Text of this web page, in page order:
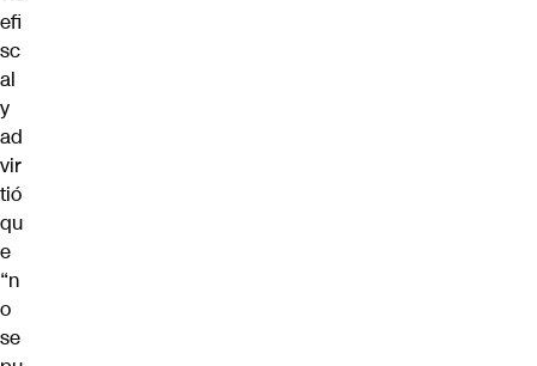
efi
sc
al
y
ad
vir
tió
qu
e
“n
o
se